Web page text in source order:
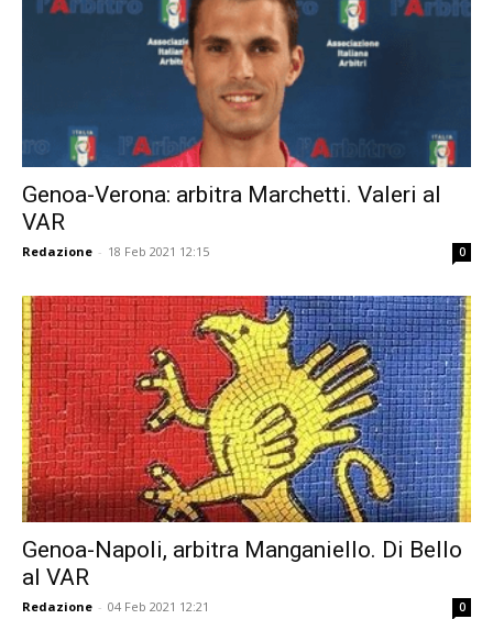
Genoa-Verona: arbitra Marchetti. Valeri al
VAR
Redazione - 18 Feb 2021 12:15 0
Genoa-Napoli, arbitra Manganiello. Di Bello
al VAR
Redazione - 04 Feb 2021 12:21 0